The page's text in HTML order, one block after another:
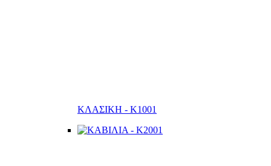
ΚΛΑΣΙΚΗ - K1001